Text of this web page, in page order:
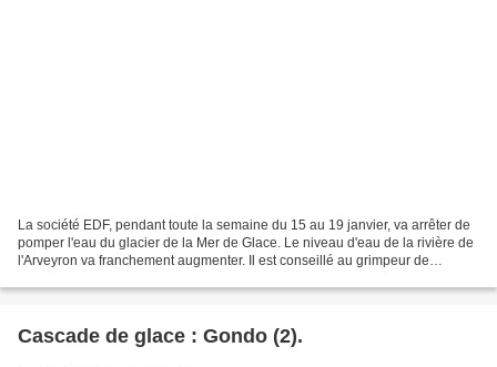
La société EDF, pendant toute la semaine du 15 au 19 janvier, va arrêter de
pomper l'eau du glacier de la Mer de Glace. Le niveau d'eau de la rivière de
l'Arveyron va franchement augmenter. Il est conseillé au grimpeur de
Cascade de glace : Gondo (2).